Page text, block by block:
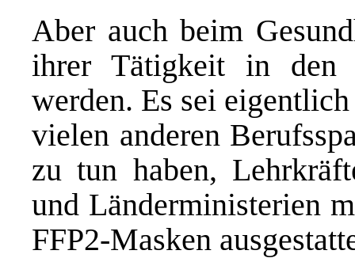
Aber auch beim
ihrer Tätigkeit in den
werden. Es sei
vielen anderen
zu tun haben,
und Länderministerien
FFP2-Masken